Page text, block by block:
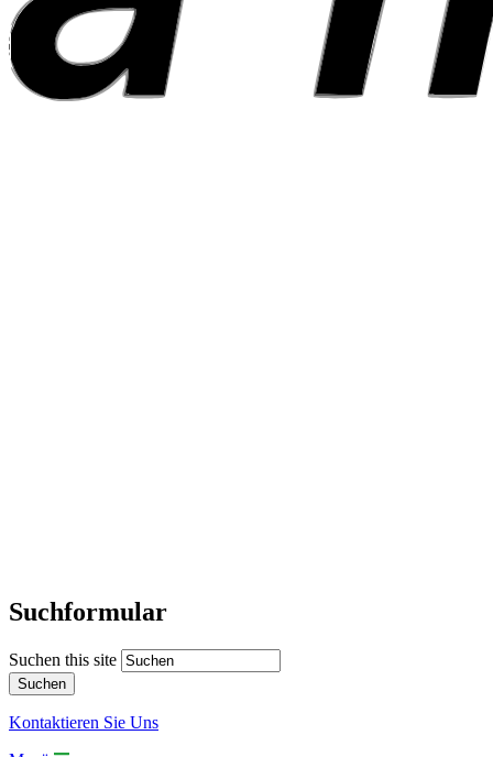
Suchformular
Suchen this site
Kontaktieren Sie Uns